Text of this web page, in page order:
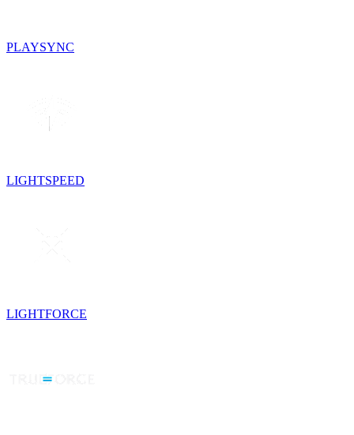
PLAYSYNC
LIGHTSPEED
LIGHTFORCE